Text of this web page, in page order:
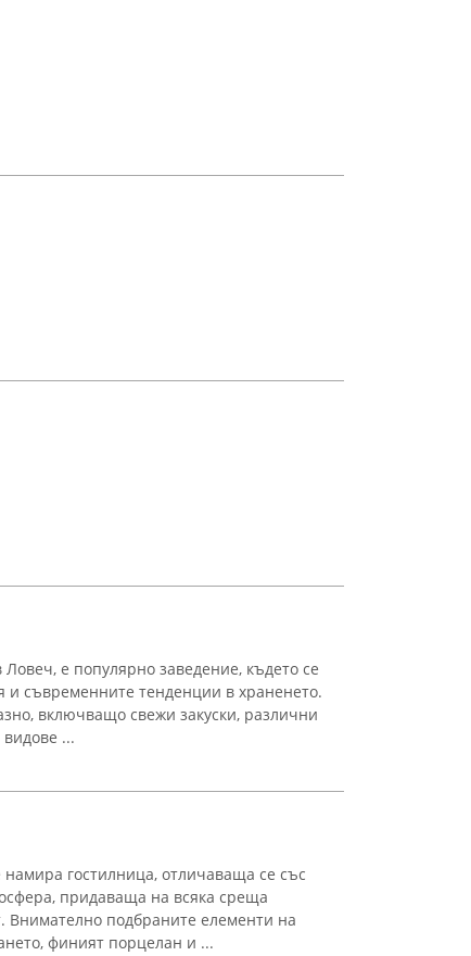
е популярно заведение, където се
и съвременните тенденции в храненето.
включващо свежи закуски, различни
...
гостилница, отличаваща се със
придаваща на всяка среща
подбраните елементи на
финият порцелан и ...